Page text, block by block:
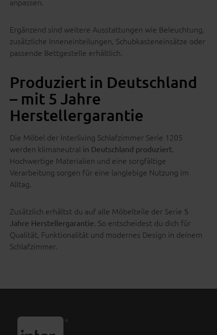
anpassen.
Ergänzend sind weitere Ausstattungen wie Beleuchtung,
zusätzliche Inneneinteilungen, Schubkasteneinsätze oder
passende Bettgestelle erhältlich.
Produziert in Deutschland
– mit 5 Jahre
Herstellergarantie
Die Möbel der Interliving Schlafzimmer Serie 1205
werden klimaneutral in Deutschland produziert.
Hochwertige Materialien und eine sorgfältige
Verarbeitung sorgen für eine langlebige Nutzung im
Alltag.
Zusätzlich erhältst du auf alle Möbelteile der Serie 5
Jahre Herstellergarantie. So entscheidest du dich für
Qualität, Funktionalität und modernes Design in deinem
Schlafzimmer.